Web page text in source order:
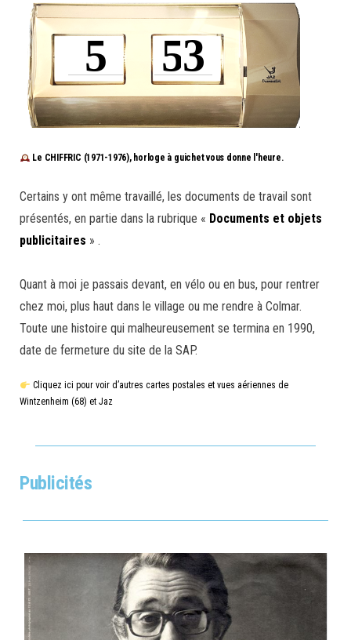
Le CHIFFRIC (1971-1976), horloge à guichet vous donne l'heure.
Certains y ont même travaillé, les documents de travail sont
présentés, en partie dans la rubrique « Documents et objets
publicitaires » .
Quant à moi je passais devant, en vélo ou en bus, pour rentrer
chez moi, plus haut dans le village ou me rendre à Colmar.
Toute une histoire qui malheureusement se termina en 1990,
date de fermeture du site de la SAP.
Cliquez ici pour voir d’autres cartes postales et vues aériennes de
Wintzenheim (68) et Jaz
Publicités